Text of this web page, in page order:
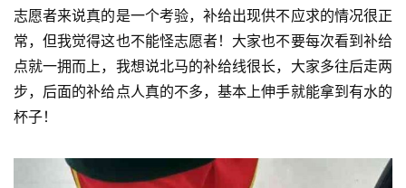
志愿者来说真的是一个考验，补给出现供不应求的情况很正
常，但我觉得这也不能怪志愿者！大家也不要每次看到补给
点就一拥而上，我想说北马的补给线很长，大家多往后走两
步，后面的补给点人真的不多，基本上伸手就能拿到有水的
杯子！